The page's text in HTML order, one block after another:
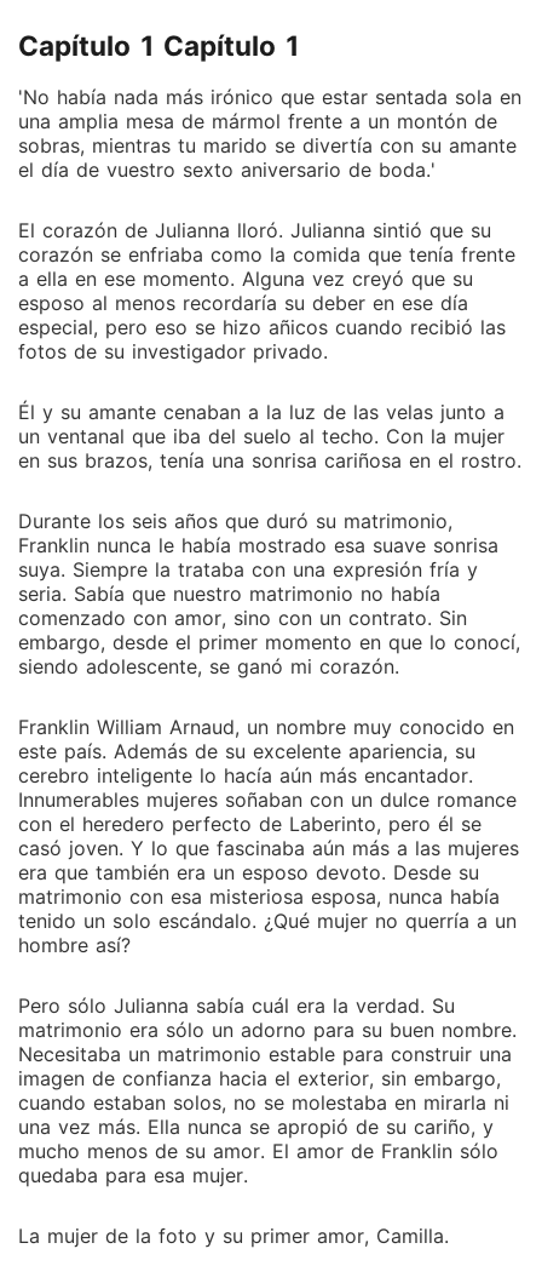
en vano. Franklin le exigió el divorcio la noche de su
Ella, desconsolada, finalmente abandonó todas sus
ilusiones sobre él y regresó a casa para ser la
heredera. La próxima vez que conoció a Franklin, ya
¿debería recordárselo otra vez? Nos hemos
divorciado. "Julianna, ese es el error más estúpido
que he cometido en mi vida. Por favor, vuelve
conmigo".
Capítulo 1 Capítulo 1
'No había nada más irónico que estar sentada sola en
una amplia mesa de mármol frente a un montón de
sobras, mientras tu marido se divertía con su amante
el día de vuestro sexto aniversario de boda.'
El corazón de Julianna lloró. Julianna sintió que su
corazón se enfriaba como la comida que tenía frente
a ella en ese momento. Alguna vez creyó que su
esposo al menos recordaría su deber en ese día
especial, pero eso se hizo añicos cuando recibió las
fotos de su investigador privado.
Él y su amante cenaban a la luz de las velas junto a
un ventanal que iba del suelo al techo. Con la mujer
en sus brazos, tenía una sonrisa cariñosa en el rostro.
Durante los seis años que duró su matrimonio,
Franklin nunca le había mostrado esa suave sonrisa
suya. Siempre la trataba con una expresión fría y
seria. Sabía que nuestro matrimonio no había
comenzado con amor, sino con un contrato. Sin
embargo, desde el primer momento en que lo conocí,
siendo adolescente, se ganó mi corazón.
Franklin William Arnaud, un nombre muy conocido en
este país. Además de su excelente apariencia, su
cerebro inteligente lo hacía aún más encantador.
Innumerables mujeres soñaban con un dulce romance
con el heredero perfecto de Laberinto, pero él se
casó joven. Y lo que fascinaba aún más a las mujeres
era que también era un esposo devoto. Desde su
matrimonio con esa misteriosa esposa, nunca había
tenido un solo escándalo. ¿Qué mujer no querría a un
hombre así?
Pero sólo Julianna sabía cuál era la verdad. Su
matrimonio era sólo un adorno para su buen nombre.
Necesitaba un matrimonio estable para construir una
imagen de confianza hacia el exterior, sin embargo,
cuando estaban solos, no se molestaba en mirarla ni
una vez más. Ella nunca se apropió de su cariño, y
mucho menos de su amor. El amor de Franklin sólo
quedaba para esa mujer.
La mujer de la foto y su primer amor, Camilla.